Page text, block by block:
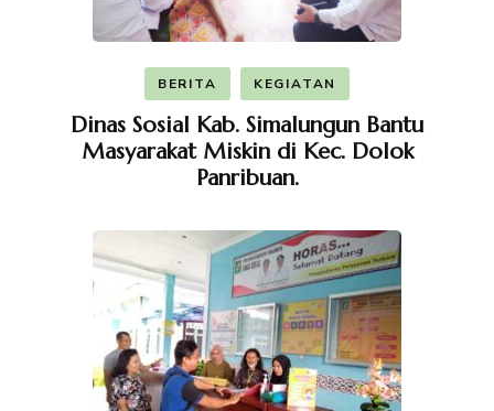
BERITA KEGIATAN
Dinas Sosial Kab. Simalungun Bantu
Masyarakat Miskin di Kec. Dolok
Panribuan.